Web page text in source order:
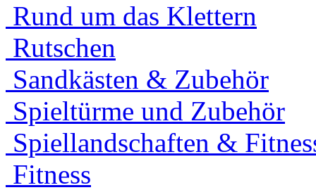
Rund um das Klettern
Rutschen
Sandkästen & Zubehör
Spieltürme und Zubehör
Spiellandschaften &
Fitness